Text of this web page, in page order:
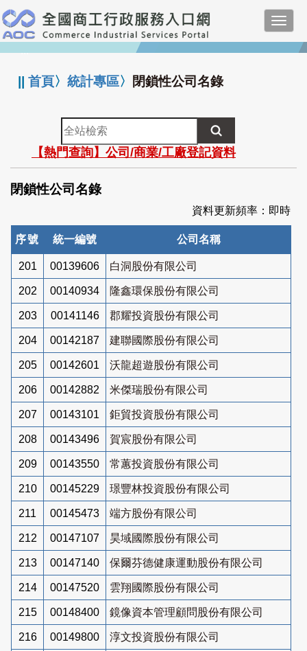
跳
到
主
要
:::
||首頁〉統計專區〉 閉鎖性公司名錄
全
站
檢
索
【熱門查詢】公司/商業/工廠登記資料
閉鎖性公司名錄
資料更新頻率：即時
序號 統一編號 公司名稱
201 00139606 白洞股份有限公司
202 00140934 隆鑫環保股份有限公司
203 00141146 郡耀投資股份有限公司
204 00142187 建聯國際股份有限公司
205 00142601 沃龍超遊股份有限公司
206 00142882 米傑瑞股份有限公司
207 00143101 鉅貿投資股份有限公司
208 00143496 賀宸股份有限公司
209 00143550 常蕙投資股份有限公司
210 00145229 璟豐林投資股份有限公司
211 00145473 端方股份有限公司
212 00147107 昊域國際股份有限公司
213 00147140 保爾芬德健康運動股份有限公司
214 00147520 雲翔國際股份有限公司
215 00148400 鏡像資本管理顧問股份有限公司
216 00149800 淳文投資股份有限公司